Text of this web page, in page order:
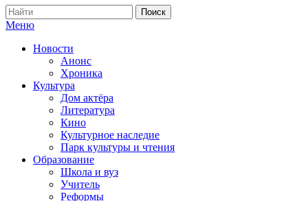
Меню
Новости
Анонс
Хроника
Культура
Дом актёра
Литература
Кино
Культурное наследие
Парк культуры и чтения
Образование
Школа и вуз
Учитель
Реформы